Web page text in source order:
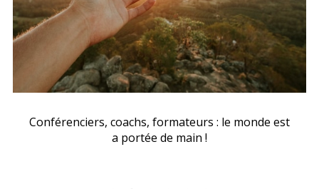
Conférenciers, coachs, formateurs : le monde est
a portée de main !